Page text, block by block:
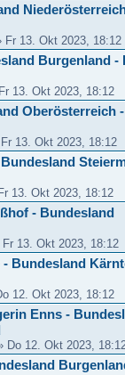
Fr 13. Okt 2023, 18:12
Burgenland -
13. Okt 2023, 18:12
Oberösterreich
13. Okt 2023, 18:12
13. Okt 2023, 18:12
- Bundesland
13. Okt 2023, 18:12
- Bundesland
12. Okt 2023, 18:12
Enns -
Do 12. Okt 2023,